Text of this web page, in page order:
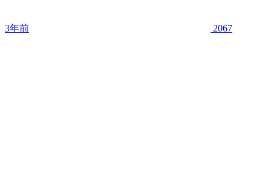
3年前 2067